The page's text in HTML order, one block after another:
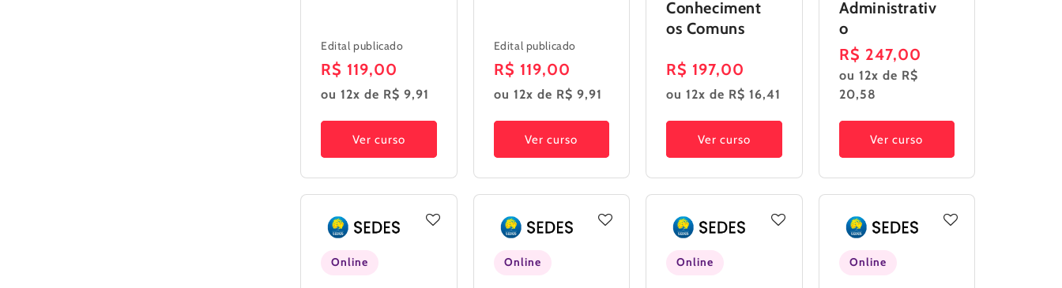
Edital publicado
Preço
normal
R$ 119,00
ou 12x de R$ 9,91
Ver curso
Edital publicado
Preço
normal
R$ 119,00
ou 12x de R$ 9,91
Ver curso
Conheciment
os Comuns
Preço
normal
R$ 197,00
ou 12x de R$ 16,41
Ver curso
Administrativ
o
Preço
normal
R$ 247,00
ou 12x de R$
20,58
Ver curso
Online Online Online Online